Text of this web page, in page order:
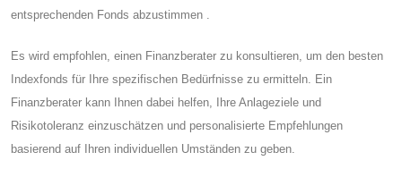
entsprechenden Fonds abzustimmen .
Es wird empfohlen, einen Finanzberater zu konsultieren, um den besten
Indexfonds für Ihre spezifischen Bedürfnisse zu ermitteln. Ein
Finanzberater kann Ihnen dabei helfen, Ihre Anlageziele und
Risikotoleranz einzuschätzen und personalisierte Empfehlungen
basierend auf Ihren individuellen Umständen zu geben.